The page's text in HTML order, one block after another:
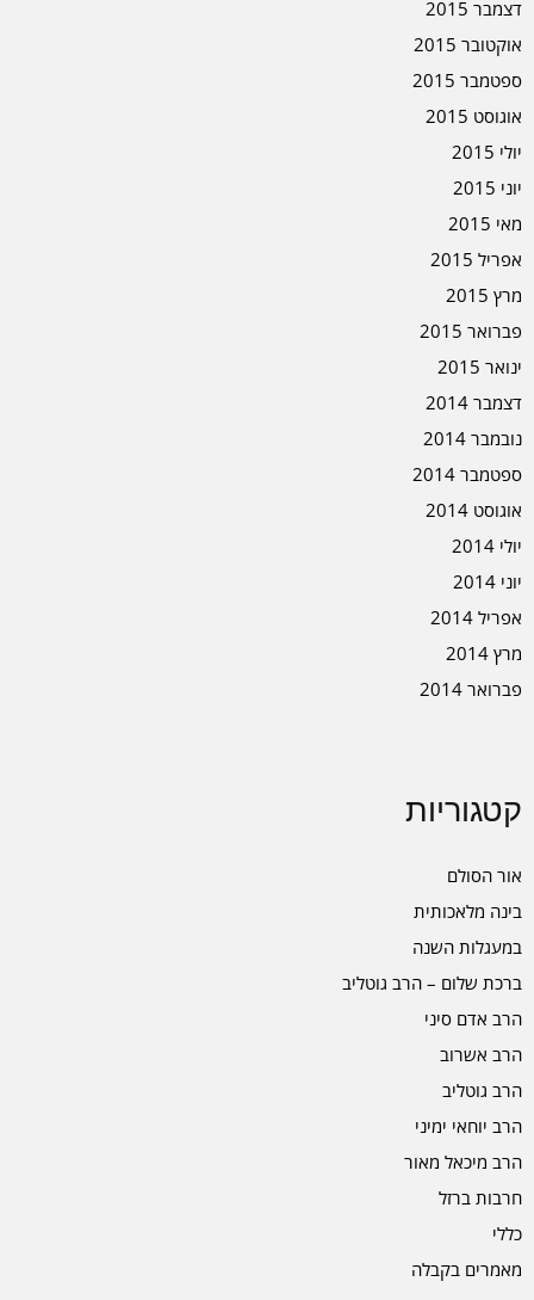
דצמבר 2015
אוקטובר 2015
ספטמבר 2015
אוגוסט 2015
יולי 2015
יוני 2015
מאי 2015
אפריל 2015
מרץ 2015
פברואר 2015
ינואר 2015
דצמבר 2014
נובמבר 2014
ספטמבר 2014
אוגוסט 2014
יולי 2014
יוני 2014
אפריל 2014
מרץ 2014
פברואר 2014
קטגוריות
אור הסולם
בינה מלאכותית
במעגלות השנה
ברכת שלום – הרב גוטליב
הרב אדם סיני
הרב אשרוב
הרב גוטליב
הרב יוחאי ימיני
הרב מיכאל מאור
חרבות ברזל
כללי
מאמרים בקבלה